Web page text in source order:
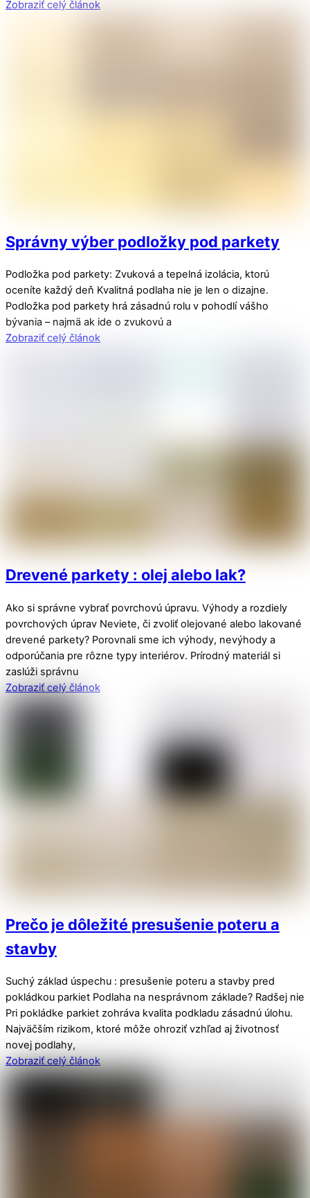
Zobraziť celý článok
Správny výber podložky pod parkety
Podložka pod parkety: Zvuková a tepelná izolácia, ktorú
oceníte každý deň Kvalitná podlaha nie je len o dizajne.
Podložka pod parkety hrá zásadnú rolu v pohodlí vášho
bývania – najmä ak ide o zvukovú a
Zobraziť celý článok
Drevené parkety : olej alebo lak?
Ako si správne vybrať povrchovú úpravu. Výhody a rozdiely
povrchových úprav Neviete, či zvoliť olejované alebo lakované
drevené parkety? Porovnali sme ich výhody, nevýhody a
odporúčania pre rôzne typy interiérov. Prírodný materiál si
zaslúži správnu
Zobraziť celý článok
Prečo je dôležité presušenie poteru a
stavby
Suchý základ úspechu : presušenie poteru a stavby pred
pokládkou parkiet Podlaha na nesprávnom základe? Radšej nie
Pri pokládke parkiet zohráva kvalita podkladu zásadnú úlohu.
Najväčším rizikom, ktoré môže ohroziť vzhľad aj životnosť
novej podlahy,
Zobraziť celý článok